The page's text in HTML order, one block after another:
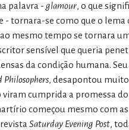
palavra - glamour, o que
- tornara-se como que o lema
mesmo tempo se tornara
sensível que queria
da condição humana.
Philosophers, desapontou
viram cumprida a promessa
começou mesmo com
Saturday Evening Post,